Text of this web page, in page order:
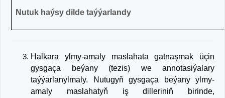
Nutuk haýsy dilde taýýarlandy
Halkara ylmy-amaly maslahata gatnaşmak üçin
gysgaça beýany (tezis) we annotasiýalary
taýýarlanylmaly. Nutugyň gysgaça beýany ylmy-
amaly maslahatyň iş dilleriniň birinde,